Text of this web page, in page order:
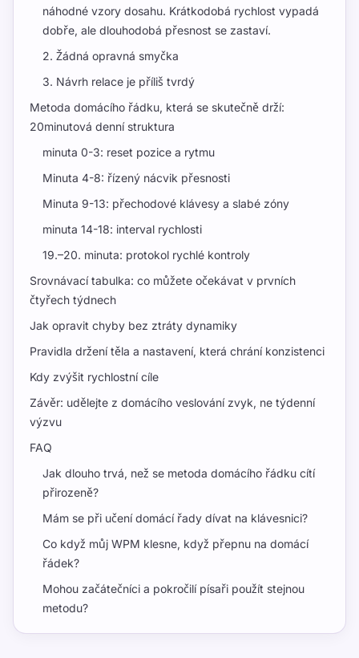
náhodné vzory dosahu. Krátkodobá rychlost vypadá
dobře, ale dlouhodobá přesnost se zastaví.
2. Žádná opravná smyčka
3. Návrh relace je příliš tvrdý
Metoda domácího řádku, která se skutečně drží:
20minutová denní struktura
minuta 0-3: reset pozice a rytmu
Minuta 4-8: řízený nácvik přesnosti
Minuta 9-13: přechodové klávesy a slabé zóny
minuta 14-18: interval rychlosti
19.–20. minuta: protokol rychlé kontroly
Srovnávací tabulka: co můžete očekávat v prvních
čtyřech týdnech
Jak opravit chyby bez ztráty dynamiky
Pravidla držení těla a nastavení, která chrání konzistenci
Kdy zvýšit rychlostní cíle
Závěr: udělejte z domácího veslování zvyk, ne týdenní
výzvu
FAQ
Jak dlouho trvá, než se metoda domácího řádku cítí
přirozeně?
Mám se při učení domácí řady dívat na klávesnici?
Co když můj WPM klesne, když přepnu na domácí
řádek?
Mohou začátečníci a pokročilí písaři použít stejnou
metodu?